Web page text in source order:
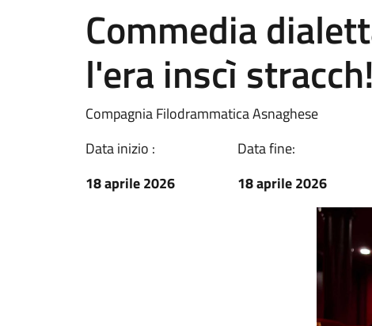
Commedia
l'era inscì stracch!
Compagnia Filodrammatica Asnaghese
Data inizio :
18 aprile 2026
Data fine:
18 aprile 2026